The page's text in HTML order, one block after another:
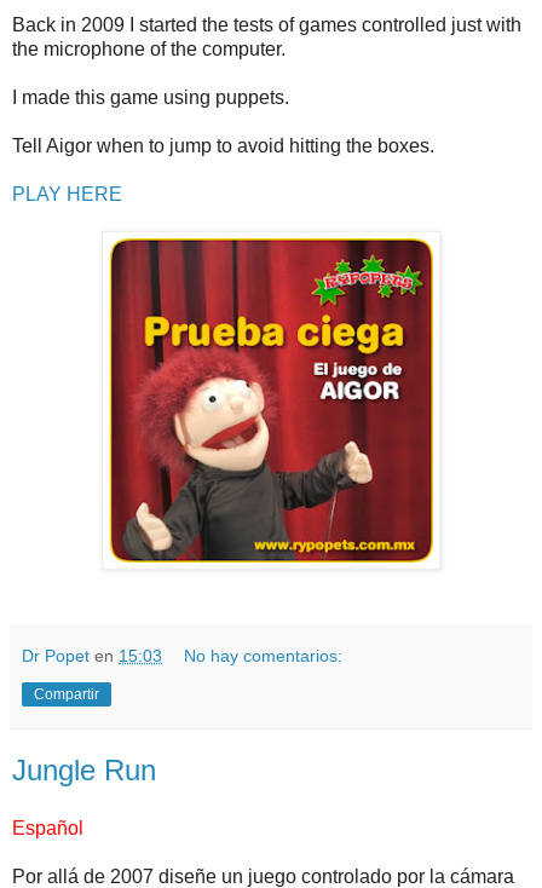
Back in 2009 I started the tests of games controlled just with
the microphone of the computer.
I made this game using puppets.
Tell Aigor when to jump to avoid hitting the boxes.
PLAY HERE
Dr Popet en 15:03 No hay comentarios:
Compartir
Jungle Run
Español
Por allá de 2007 diseñe un juego controlado por la cámara